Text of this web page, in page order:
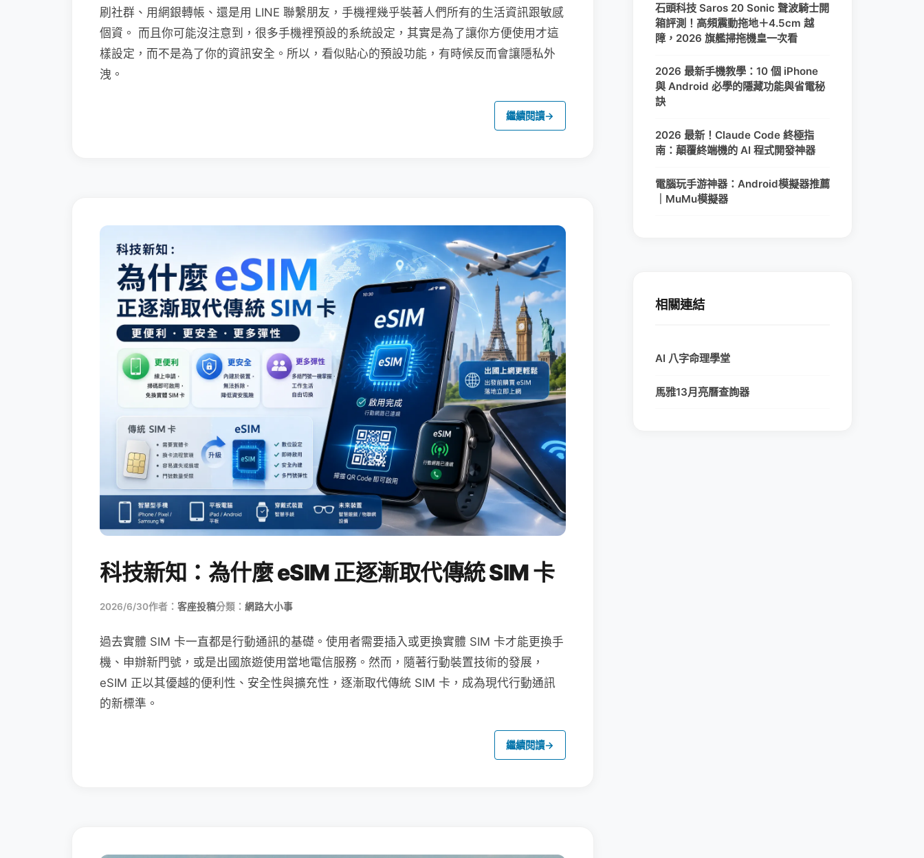
刷社群、用網銀轉帳、還是用 LINE 聯繫朋友，手機裡幾乎裝著人們所有的生活資訊跟敏感
個資。 而且你可能沒注意到，很多手機裡預設的系統設定，其實是為了讓你方便使用才這
樣設定，而不是為了你的資訊安全。所以，看似貼心的預設功能，有時候反而會讓隱私外
洩。
繼續閱讀→
科技新知：為什麼 eSIM 正逐漸取代傳統 SIM 卡
2026/6/30作者： 客座投稿分類： 網路大小事
過去實體 SIM 卡一直都是行動通訊的基礎。使用者需要插入或更換實體 SIM 卡才能更換手
機、申辦新門號，或是出國旅遊使用當地電信服務。然而，隨著行動裝置技術的發展，
eSIM 正以其優越的便利性、安全性與擴充性，逐漸取代傳統 SIM 卡，成為現代行動通訊
的新標準。
繼續閱讀→
石頭科技 Saros 20 Sonic 聲波騎士開
箱評測！高頻震動拖地＋4.5cm 越
障，2026 旗艦掃拖機皇一次看
2026 最新手機教學：10 個 iPhone
與 Android 必學的隱藏功能與省電秘
訣
2026 最新！Claude Code 終極指
南：顛覆終端機的 AI 程式開發神器
電腦玩手游神器：Android模擬器推薦
｜MuMu模擬器
相關連結
AI 八字命理學堂
馬雅13月亮曆查詢器